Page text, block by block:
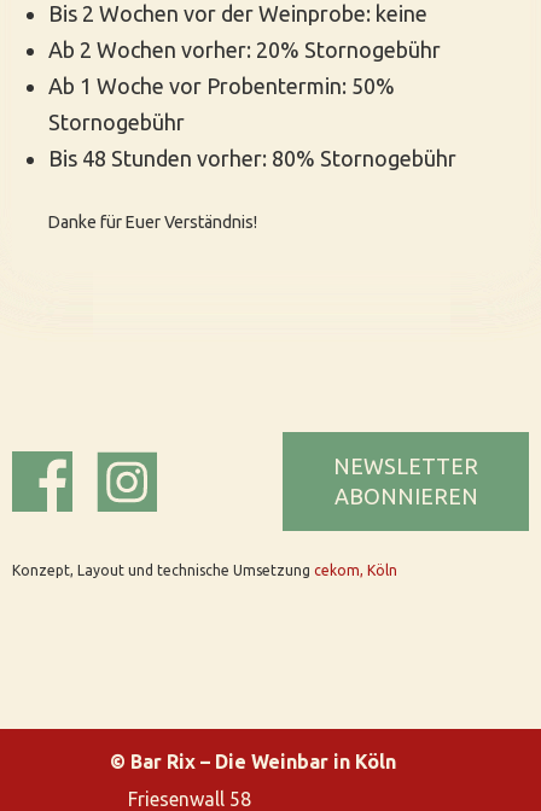
Bis 2 Wochen vor der Weinprobe: keine
Ab 2 Wochen vorher: 20% Stornogebühr
Ab 1 Woche vor Probentermin: 50%
Stornogebühr
Bis 48 Stunden vorher: 80% Stornogebühr
Danke für Euer Verständnis!
Konzept, Layout und technische Umsetzung cekom, Köln
NEWSLETTER
ABONNIEREN
© Bar Rix – Die Weinbar in Köln
Friesenwall 58